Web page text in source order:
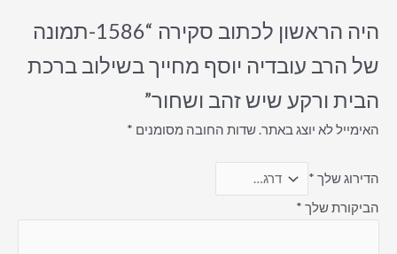
היה הראשון לכתוב סקירה “1586-תמונה
של הרב עובדיה יוסף מחייך בשילוב ברכת
הבית ורקע שיש זהב ושחור”
האימייל לא יוצג באתר.שדות החובה מסומנים *
הדירוג שלך *
הביקורת שלך *